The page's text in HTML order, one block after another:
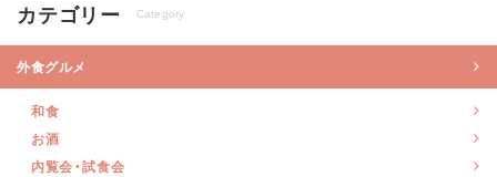
カテゴリー Category
外食グルメ
和食
お酒
内覧会・試食会